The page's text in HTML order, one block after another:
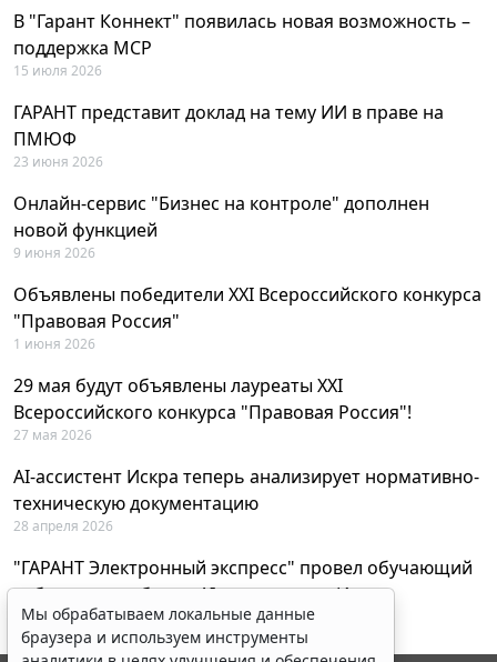
В "Гарант Коннект" появилась новая возможность –
поддержка MCP
15 июля 2026
ГАРАНТ представит доклад на тему ИИ в праве на
ПМЮФ
23 июня 2026
Онлайн-сервис "Бизнес на контроле" дополнен
новой функцией
9 июня 2026
Объявлены победители XXI Всероссийского конкурса
"Правовая Россия"
1 июня 2026
29 мая будут объявлены лауреаты XXI
Всероссийского конкурса "Правовая Россия"!
27 мая 2026
AI-ассистент Искра теперь анализирует нормативно-
техническую документацию
28 апреля 2026
"ГАРАНТ Электронный экспресс" провел обучающий
вебинар по работе с AI-ассистентом Искра
23 апреля 2026
Мы обрабатываем локальные данные
браузера и используем инструменты